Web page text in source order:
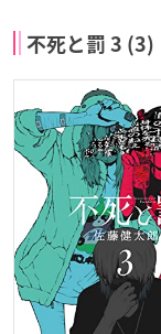
不死と罰 3 (3)